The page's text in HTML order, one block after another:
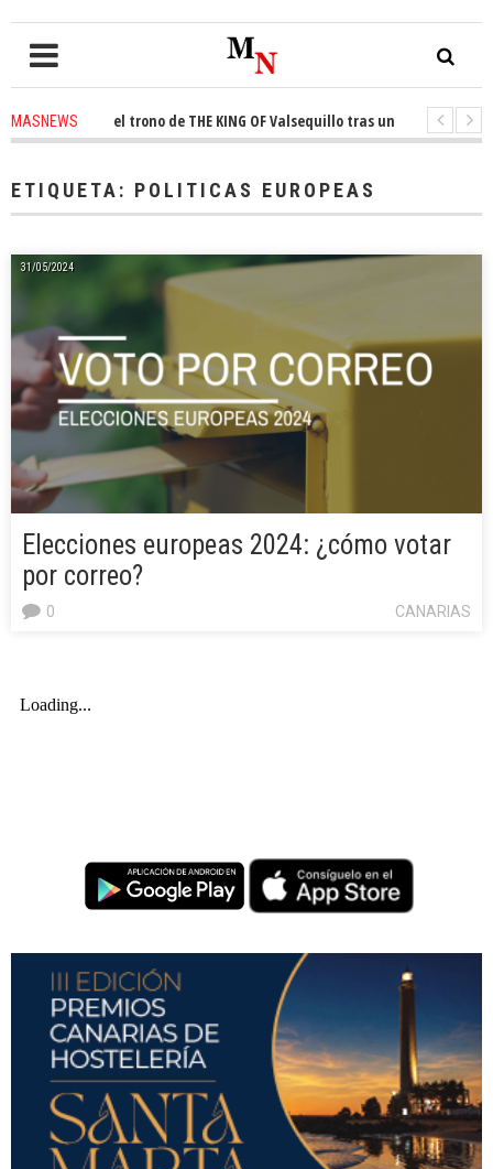
MASNEWSel trono de THE KING OF Valsequillo tras una jornada de
ETIQUETA: POLITICAS EUROPEAS
31/05/2024
Elecciones europeas 2024: ¿cómo votar
por correo?
CANARIAS
0